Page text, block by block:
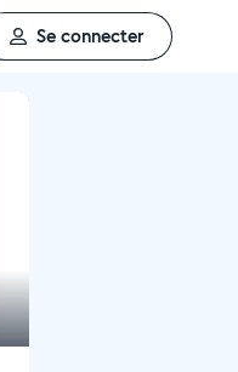
Se connecter